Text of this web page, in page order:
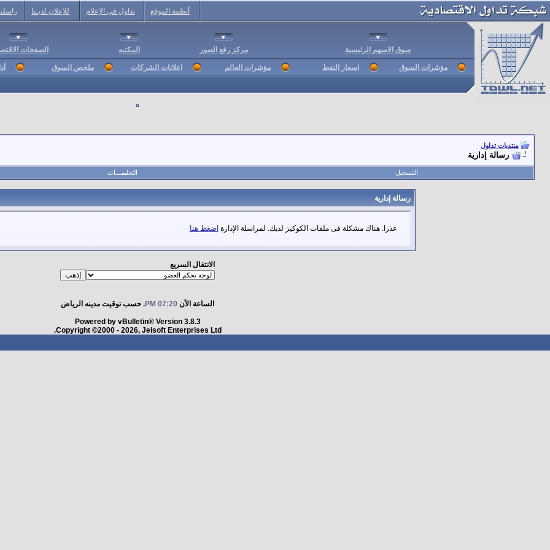
أنظمة الموقع تداول في الإعلام للإعلان لديـنا
سوق الاسهم الرئيسية مركز رفع الصور المكتبه الصفحات
مؤشرات السوق اسعار النفط مؤشرات العالم اعلانات الشركات ملخص السوق
منتديات تداول
رسالة إدارية
التسجيل التعليمـــات
رسالة إدارية
عذرا. هناك مشكلة فى ملفات الكوكيز لديك. لمراسلة الإدارة اضغط هنا
الانتقال السريع
الساعة الآن 07:20 PM . حسب توقيت مدينه الرياض
Powered by vBulletin® Version 3.8.3
Copyright ©2000 - 2026, Jelsoft Enterprises Ltd.